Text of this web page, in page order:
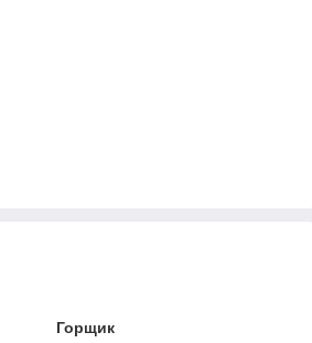
Горщик